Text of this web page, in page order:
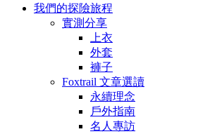
我們的探險旅程
實測分享
上衣
外套
褲子
Foxtrail 文章選讀
永續理念
戶外指南
名人專訪